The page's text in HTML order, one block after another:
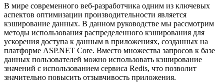
В мире современного веб-разработчика одним из ключевых
аспектов оптимизации производительности является
кэширование данных. В данном руководстве мы рассмотрим
методы использования распределенного кэширования для
ускорения доступа к данным в приложениях, созданных на
платформе ASP.NET Core. Вместо множества запросов к базе
данных пользователей можно использовать кэширование
значений с использованием сервиса Redis, что позволит
значительно повысить отзывчивость приложения.